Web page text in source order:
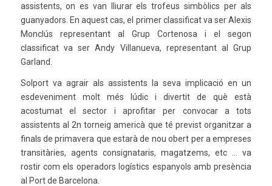
assistents, on es van lliurar els trofeus simbòlics per als
guanyadors. En aquest cas, el primer classificat va ser Alexis
Monclús representant al Grup Cortenosa i el segon
classificat va ser Andy Villanueva, representant al Grup
Garland.
Solport va agrair als assistents la seva implicació en un
esdeveniment molt més lúdic i divertit de què està
acostumat el sector i aprofitar per convocar a tots
assistents al 2n torneig americà que té previst organitzar a
finals de primavera que estarà de nou obert per a empreses
transitàries, agents consignataris, magatzems, etc … va
rostir com els operadors logístics espanyols amb presència
al Port de Barcelona.